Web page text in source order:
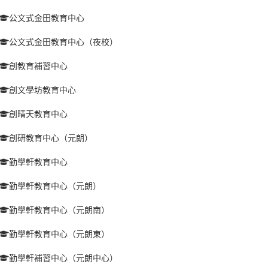
公文式金田教育中心
公文式金田教育中心（夜校）
創教育補習中心
創文學坊教育中心
創晴天教育中心
創研教育中心（元朗）
勤學軒教育中心
勤學軒教育中心（元朗）
勤學軒教育中心（元朗南）
勤學軒教育中心（元朗東）
勤學軒補習中心（元朗中心）